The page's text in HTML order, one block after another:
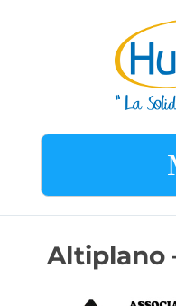
Altiplano